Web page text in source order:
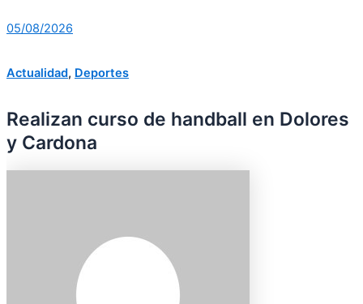
05/08/2026
Actualidad, Deportes
Realizan curso de handball en Dolores
y Cardona